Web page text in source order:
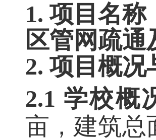
1. 项目名
区管网疏通
2. 项目概
2.1 学校概
亩，建筑总